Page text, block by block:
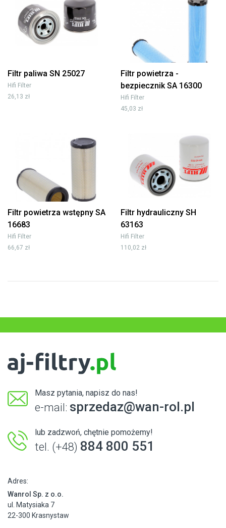
Filtr paliwa SN 25027
Hifi Filter
26,13 zł
Filtr powietrza -
bezpiecznik SA 16300
Hifi Filter
45,03 zł
Filtr powietrza wstępny SA
16683
Hifi Filter
66,67 zł
Filtr hydrauliczny SH
63163
Hifi Filter
110,02 zł
Masz pytania, napisz do nas!
e-mail: sprzedaz@wan-rol.pl
lub zadzwoń, chętnie pomożemy!
tel. (+48) 884 800 551
Adres:
Wanrol Sp. z o.o.
ul. Matysiaka 7
22-300 Krasnystaw